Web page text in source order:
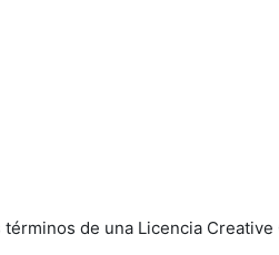
de una Licencia Creative